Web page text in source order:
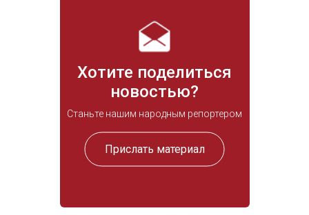
Хотите поделиться
новостью?
Станьте нашим народным репортером
Прислать материал